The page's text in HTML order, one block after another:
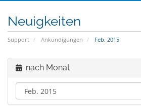
Neuigkeiten
Support Ankündigungen Feb. 2015
nach Monat